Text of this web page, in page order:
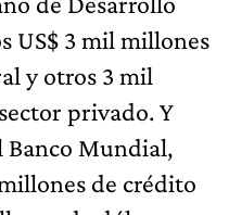
US$ 3 mil millones
y otros 3 mil
privado. Y
Banco Mundial,
de crédito